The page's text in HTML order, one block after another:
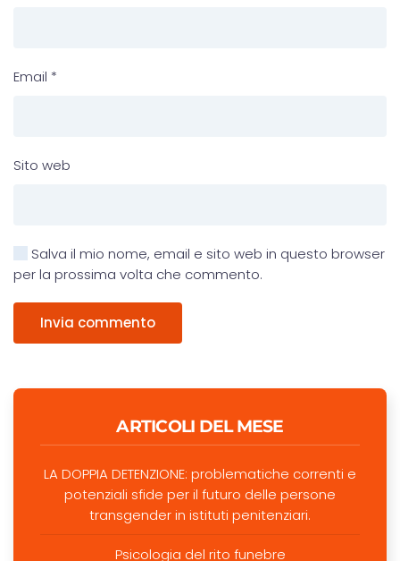
Email *
Sito web
Salva il mio nome, email e sito web in questo browser
per la prossima volta che commento.
Invia commento
ARTICOLI DEL MESE
LA DOPPIA DETENZIONE: problematiche correnti e
potenziali sfide per il futuro delle persone
transgender in istituti penitenziari.
Psicologia del rito funebre